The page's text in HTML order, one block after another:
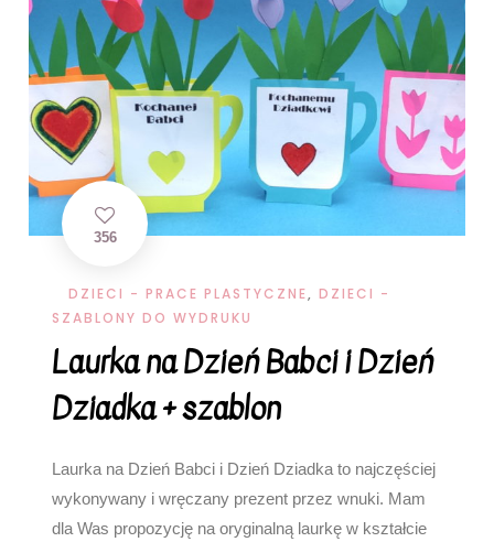
356
DZIECI - PRACE PLASTYCZNE, DZIECI -
SZABLONY DO WYDRUKU
Laurka na Dzień Babci i Dzień
Dziadka + szablon
Laurka na Dzień Babci i Dzień Dziadka to najczęściej
wykonywany i wręczany prezent przez wnuki. Mam
dla Was propozycję na oryginalną laurkę w kształcie